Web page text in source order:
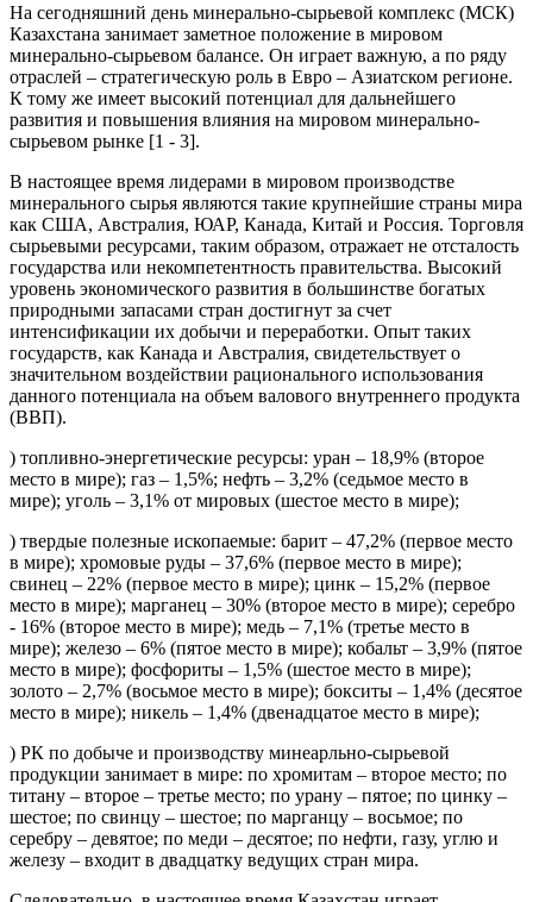
На сегодняшний день минерально-сырьевой комплекс (МСК)
Казахстана занимает заметное положение в мировом
минерально-сырьевом балансе. Он играет важную, а по ряду
отраслей – стратегическую роль в Евро – Азиатском регионе.
К тому же имеет высокий потенциал для дальнейшего
развития и повышения влияния на мировом минерально-
сырьевом рынке [1 - 3].
В настоящее время лидерами в мировом производстве
минерального сырья являются такие крупнейшие страны мира
как США, Австралия, ЮАР, Канада, Китай и Россия. Торговля
сырьевыми ресурсами, таким образом, отражает не отсталость
государства или некомпетентность правительства. Высокий
уровень экономического развития в большинстве богатых
природными запасами стран достигнут за счет
интенсификации их добычи и переработки. Опыт таких
государств, как Канада и Австралия, свидетельствует о
значительном воздействии рационального использования
данного потенциала на объем валового внутреннего продукта
(ВВП).
) топливно-энергетические ресурсы: уран – 18,9% (второе
место в мире); газ – 1,5%; нефть – 3,2% (седьмое место в
мире); уголь – 3,1% от мировых (шестое место в мире);
) твердые полезные ископаемые: барит – 47,2% (первое место
в мире); хромовые руды – 37,6% (первое место в мире);
свинец – 22% (первое место в мире); цинк – 15,2% (первое
место в мире); марганец – 30% (второе место в мире); серебро
- 16% (второе место в мире); медь – 7,1% (третье место в
мире); железо – 6% (пятое место в мире); кобальт – 3,9% (пятое
место в мире); фосфориты – 1,5% (шестое место в мире);
золото – 2,7% (восьмое место в мире); бокситы – 1,4% (десятое
место в мире); никель – 1,4% (двенадцатое место в мире);
) РК по добыче и производству минеарльно-сырьевой
продукции занимает в мире: по хромитам – второе место; по
титану – второе – третье место; по урану – пятое; по цинку –
шестое; по свинцу – шестое; по марганцу – восьмое; по
серебру – девятое; по меди – десятое; по нефти, газу, углю и
железу – входит в двадцатку ведущих стран мира.